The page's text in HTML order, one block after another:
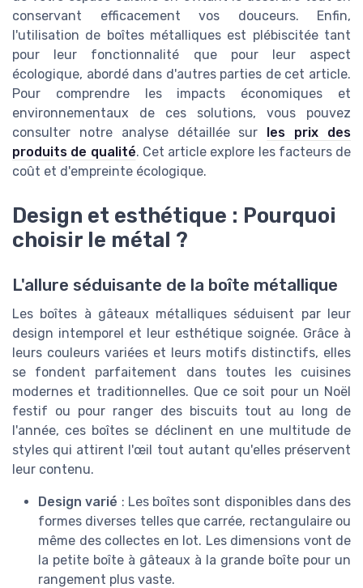
conservant efficacement vos douceurs. Enfin,
l'utilisation de boîtes métalliques est plébiscitée tant
pour leur fonctionnalité que pour leur aspect
écologique, abordé dans d'autres parties de cet article.
Pour comprendre les impacts économiques et
environnementaux de ces solutions, vous pouvez
consulter notre analyse détaillée sur
les prix des
produits de qualité. Cet article explore les facteurs de
coût et d'empreinte écologique.
Design et esthétique : Pourquoi
choisir le métal ?
L'allure séduisante de la boîte métallique
Les boîtes à gâteaux métalliques séduisent par leur
design intemporel et leur esthétique soignée. Grâce à
leurs couleurs variées et leurs motifs distinctifs, elles
se fondent parfaitement dans toutes les cuisines
modernes et traditionnelles. Que ce soit pour un Noël
festif ou pour ranger des biscuits tout au long de
l'année, ces boîtes se déclinent en une multitude de
styles qui attirent l'œil tout autant qu'elles préservent
leur contenu.
Design varié : Les boîtes sont disponibles dans des
formes diverses telles que carrée, rectangulaire ou
même des collectes en lot. Les dimensions vont de
la petite boîte à gâteaux à la grande boîte pour un
rangement plus vaste.